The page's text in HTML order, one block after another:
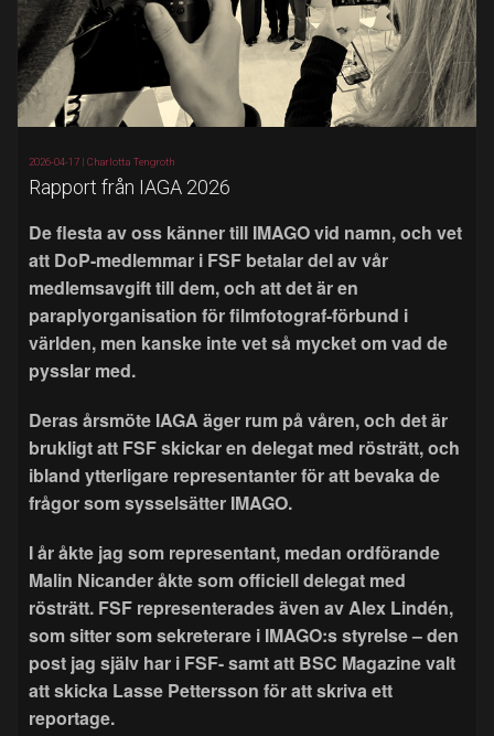
2026-04-17 | Charlotta Tengroth
Rapport från IAGA 2026
De flesta av oss känner till IMAGO vid namn, och vet
att DoP-medlemmar i FSF betalar del av vår
medlemsavgift till dem, och att det är en
paraplyorganisation för filmfotograf-förbund i
världen, men kanske inte vet så mycket om vad de
pysslar med.
Deras årsmöte IAGA äger rum på våren, och det är
brukligt att FSF skickar en delegat med rösträtt, och
ibland ytterligare representanter för att bevaka de
frågor som sysselsätter IMAGO.
I år åkte jag som representant, medan ordförande
Malin Nicander åkte som officiell delegat med
rösträtt. FSF representerades även av Alex Lindén,
som sitter som sekreterare i IMAGO:s styrelse – den
post jag själv har i FSF- samt att BSC Magazine valt
att skicka Lasse Pettersson för att skriva ett
reportage.